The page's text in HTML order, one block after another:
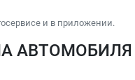
и в приложении.
АВТОМОБИЛЯ